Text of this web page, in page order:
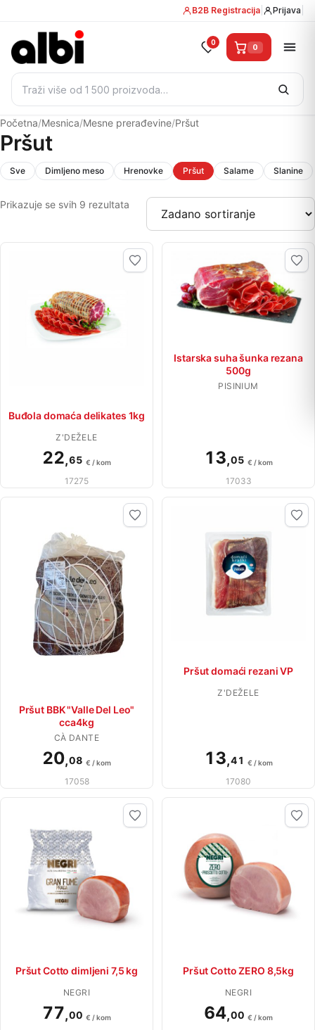
B2B Registracija Prijava
Pretraži:
0 0
Početna/Mesnica/Mesne prerađevine/Pršut
Pršut
Sve Dimljeno meso Hrenovke Pršut Salame Slanine
Prikazuje se svih 9 rezultata
Buđola domaća delikates 1kg
Z'DEŽELE
22,65 € / kom
17275
Istarska suha šunka rezana
500g
PISINIUM
13,05 € / kom
17033
Pršut BBK "Valle Del Leo"
cca4kg
CÀ DANTE
20,08 € / kom
17058
Pršut domaći rezani VP
Z'DEŽELE
13,41 € / kom
17080
Pršut Cotto dimljeni 7,5 kg
NEGRI
77,00 € / kom
Pršut Cotto ZERO 8,5kg
NEGRI
64,00 € / kom